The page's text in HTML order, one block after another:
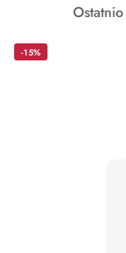
statusie:
Produkty
-15%